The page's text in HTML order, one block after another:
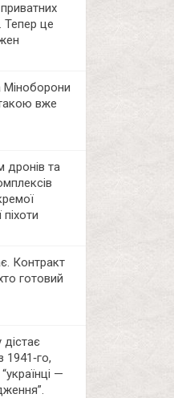
Тепер це
Міноборони
вже
дронів та
Контракт
готовий
1941‑го,
—